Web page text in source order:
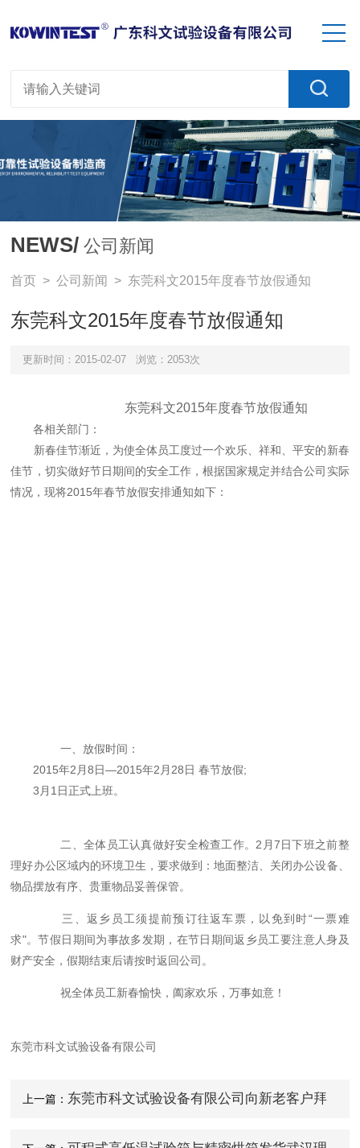
NEWS/ 公司新闻
首页 >公司新闻 > 东莞科文2015年度春节放假通知
东莞科文2015年度春节放假通知
更新时间：2015-02-07 浏览：2053次
东莞科文2015年度春节放假通知
各相关部门：
新春佳节渐近，为使全体员工度过一个欢乐、祥和、平安的新春
佳节，切实做好节日期间的安全工作，根据国家规定并结合公司实际
情况，现将2015年春节放假安排通知如下：
一、放假时间：
2015年2月8日—2015年2月28日 春节放假;
3月1日正式上班。
二、全体员工认真做好安全检查工作。2月7日下班之前整
理好办公区域内的环境卫生，要求做到：地面整洁、关闭办公设备、
物品摆放有序、贵重物品妥善保管。
三、返乡员工须提前预订往返车票，以免到时“一票难
求"。节假日期间为事故多发期，在节日期间返乡员工要注意人身及
财产安全，假期结束后请按时返回公司。
祝全体员工新春愉快，阖家欢乐，万事如意！
东莞市科文试验设备有限公司
上一篇： 东莞市科文试验设备有限公司向新老客户拜